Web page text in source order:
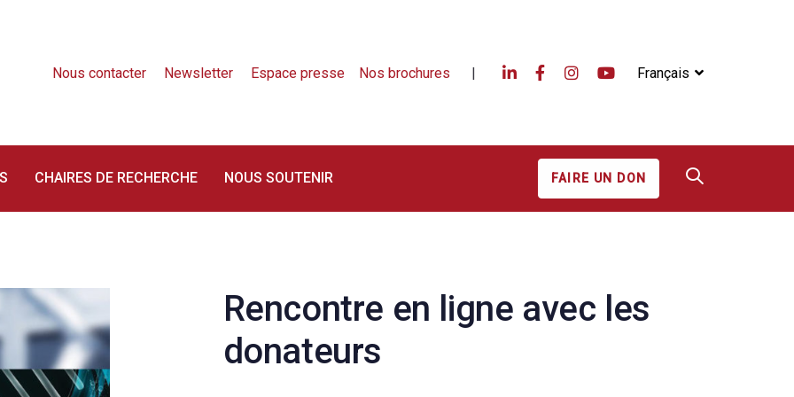
Nous contacter Newsletter Espace presse Nos brochures | Français
CHAIRES DE RECHERCHE NOUS SOUTENIR FAIRE UN DON
Rencontre en ligne avec les
donateurs